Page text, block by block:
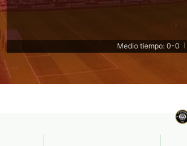
Medio tiempo: 0-0